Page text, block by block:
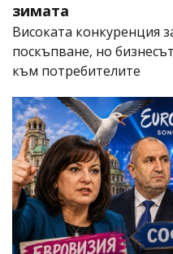
зимата
Високата конкуренция
поскъпване, но
към потребителите